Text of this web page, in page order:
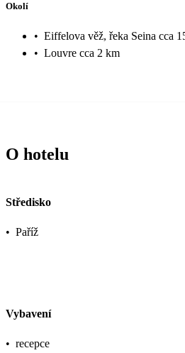
Okolí
• Eiffelova věž, řeka Seina cca
• Louvre cca 2 km
O hotelu
Středisko
• Paříž
Vybavení
• recepce